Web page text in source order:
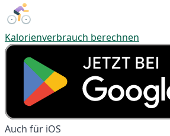
Kalorienverbrauch berechnen
Auch für iOS